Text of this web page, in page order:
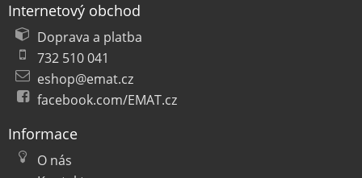
Internetový obchod
Doprava a platba
732 510 041
eshop@emat.cz
facebook.com/EMAT.cz
Informace
O nás